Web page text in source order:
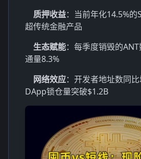
质押收益：当前年化14.5%
超传统金融产品
生态赋能：每季度销毁的
通量8.3%
网络效应：开发者地址数同比
DApp锁仓量突破$1.2B